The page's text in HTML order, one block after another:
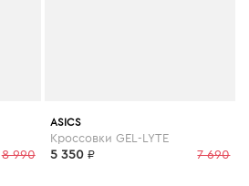
8 990
ASICS
Кроссовки GEL-LYTE
7 690
5 350 ₽